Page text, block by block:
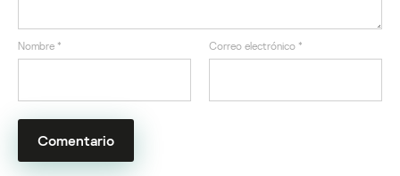
Nombre * Correo electrónico *